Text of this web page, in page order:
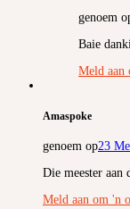
genoem
Baie
Meld aan
Amaspoke
genoem op23
Die meester aan
Meld aan om 'n